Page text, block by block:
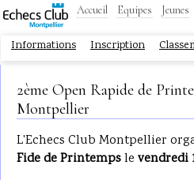
Accueil Equipes Jeunes
Informations Inscription
2ème Open Rapide de
Montpellier
L'Echecs Club Montpellier
Fide de Printempsle vendredi